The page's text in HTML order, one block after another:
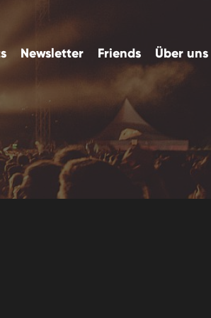
Newsletter Friends Über uns